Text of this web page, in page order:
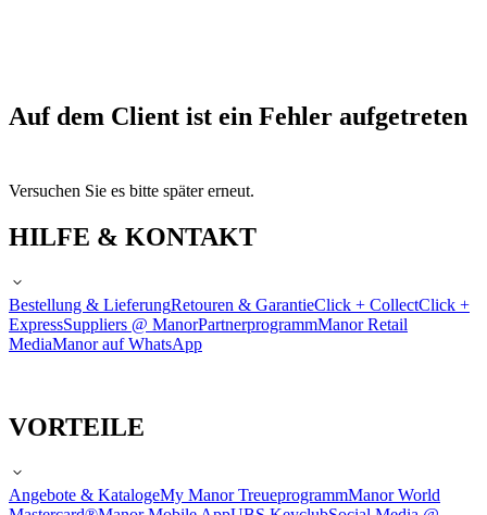
Auf dem Client ist ein Fehler aufgetreten
Versuchen Sie es bitte später erneut.
HILFE & KONTAKT
Bestellung & LieferungRetouren & GarantieClick + CollectClick +
ExpressSuppliers @ ManorPartnerprogrammManor Retail
MediaManor auf WhatsApp
VORTEILE
Angebote & KatalogeMy Manor TreueprogrammManor World